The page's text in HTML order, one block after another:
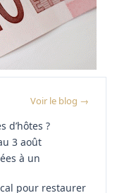
Voir le blog →
d’hôtes ?
3 août
à un
pour restaurer